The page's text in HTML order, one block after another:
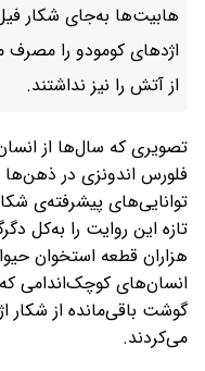
هابیت‌ها به‌جای شکار
اژدهای کومودو را مصرف
از آتش را نیز نداشتند.
تصویری که سال‌ها از
فلورس اندونزی در
توانایی‌های پیشرفته‌ی
تازه این روایت را به‌کل
هزاران قطعه استخوان
انسان‌های کوچک‌اندامی
گوشت باقی‌مانده از شکار
می‌کردند.